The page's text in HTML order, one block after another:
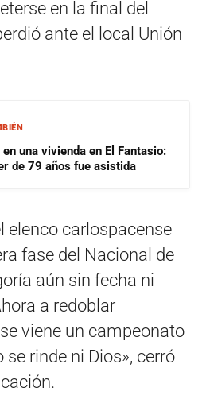
en la final del
ante el local Unión
en una vivienda en El Fantasio:
de 79 años fue asistida
elenco carlospacense
fase del Nacional de
aún sin fecha ni
a redoblar
viene un campeonato
rinde ni Dios», cerró